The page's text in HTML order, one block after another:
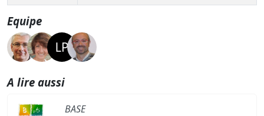
Equipe
A lire aussi
BASE